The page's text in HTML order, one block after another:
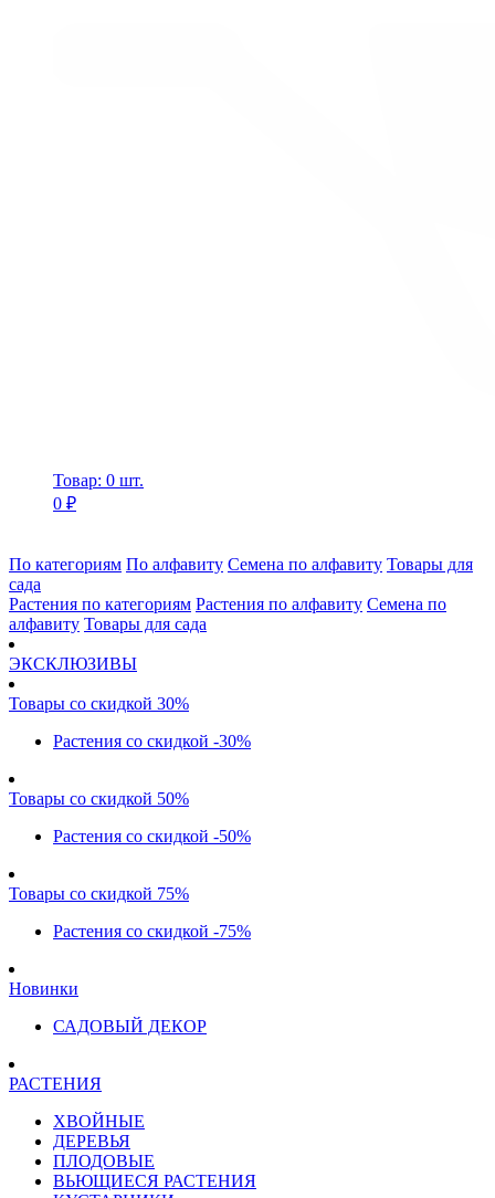
Товар: 0 шт.
0 ₽
По категориям По алфавиту Семена по алфавиту Товары для
сада
Растения по категориям Растения по алфавиту Семена по
алфавиту Товары для сада
ЭКСКЛЮЗИВЫ
Товары со скидкой 30%
Растения со скидкой -30%
Товары со скидкой 50%
Растения со скидкой -50%
Товары со скидкой 75%
Растения со скидкой -75%
Новинки
САДОВЫЙ ДЕКОР
РАСТЕНИЯ
ХВОЙНЫЕ
ДЕРЕВЬЯ
ПЛОДОВЫЕ
ВЬЮЩИЕСЯ РАСТЕНИЯ